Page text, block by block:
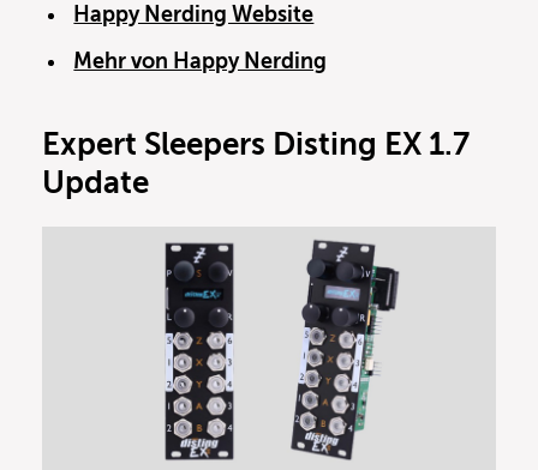
Happy Nerding Website
Mehr von Happy Nerding
Expert Sleepers Disting EX 1.7
Update